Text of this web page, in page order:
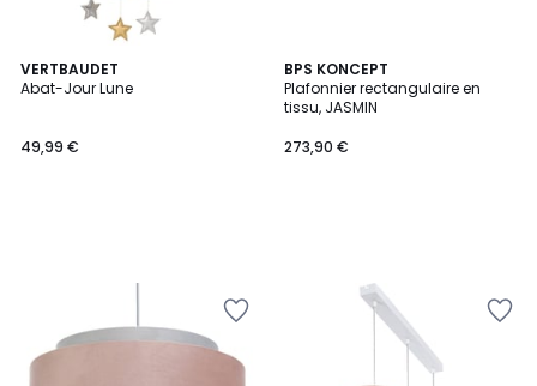
VERTBAUDET
Abat-Jour Lune
49,99 €
BPS KONCEPT
Plafonnier rectangulaire en
tissu, JASMIN
273,90 €